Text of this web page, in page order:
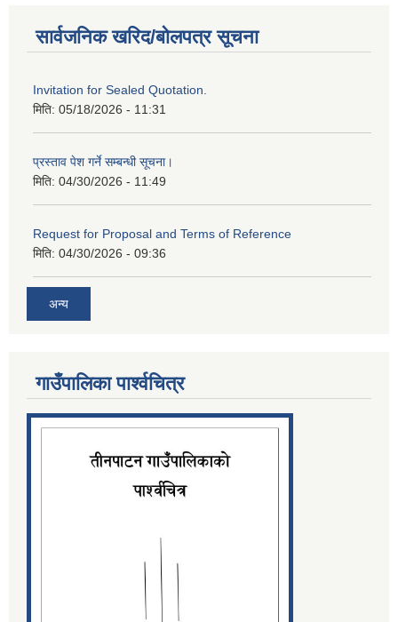
सार्वजनिक खरिद/बोलपत्र सूचना
Invitation for Sealed Quotation.
मिति: 05/18/2026 - 11:31
प्रस्ताव पेश गर्ने सम्बन्धी सूचना।
मिति: 04/30/2026 - 11:49
Request for Proposal and Terms of Reference
मिति: 04/30/2026 - 09:36
अन्य
गाउँपालिका पार्श्‍वचित्र